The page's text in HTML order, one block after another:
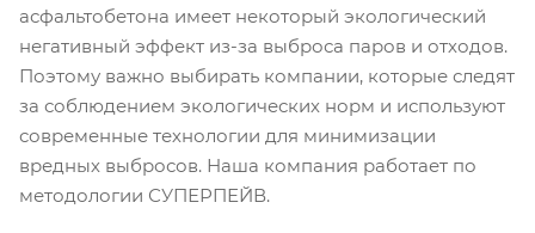
асфальтобетона имеет некоторый экологический
негативный эффект из-за выброса паров и отходов.
Поэтому важно выбирать компании, которые следят
за соблюдением экологических норм и используют
современные технологии для минимизации
вредных выбросов. Наша компания работает по
методологии СУПЕРПЕЙВ.